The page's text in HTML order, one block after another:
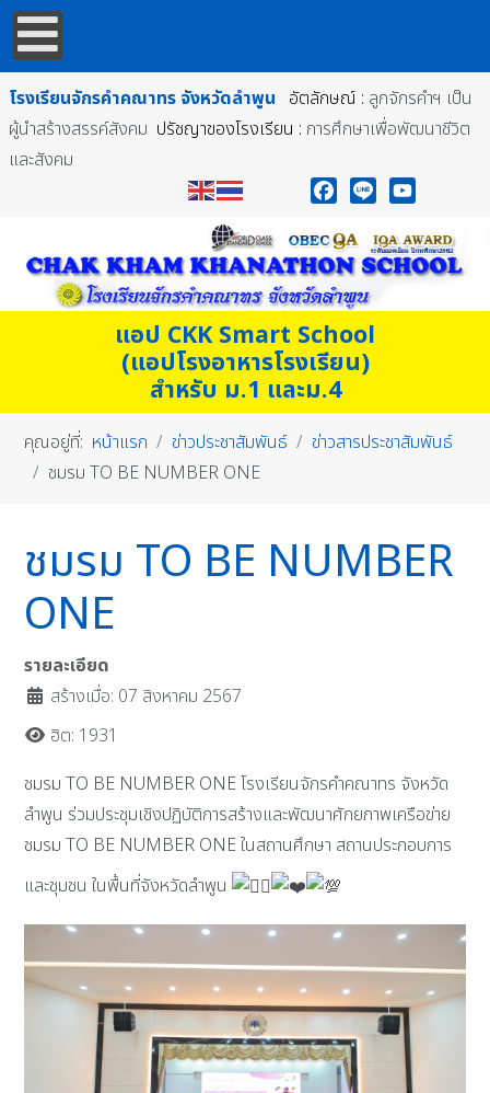
โรงเรียนจักรคำคณาทร จังหวัดลำพูน อัตลักษณ์ : ลูกจักรคำฯ เป็น
ผู้นำสร้างสรรค์สังคม ปรัชญาของโรงเรียน : การศึกษาเพื่อพัฒนาชีวิต
และสังคม
แอป CKK Smart School
(แอปโรงอาหารโรงเรียน)
สำหรับ ม.1 และม.4
คุณอยู่ที่: หน้าแรก ข่าวประชาสัมพันธ์
ข่าวสารประชาสัมพันธ์
ชมรม TO BE NUMBER ONE
ชมรม TO BE NUMBER
ONE
รายละเอียด
สร้างเมื่อ: 07 สิงหาคม 2567
ฮิต: 1931
ชมรม TO BE NUMBER ONE โรงเรียนจักรคำคณาทร จังหวัด
ลำพูน ร่วมประชุมเชิงปฏิบัติการสร้างและพัฒนาศักยภาพเครือข่าย
ชมรม TO BE NUMBER ONE ในสถานศึกษา สถานประกอบการ
และชุมชน ในพื้นที่จังหวัดลำพูน